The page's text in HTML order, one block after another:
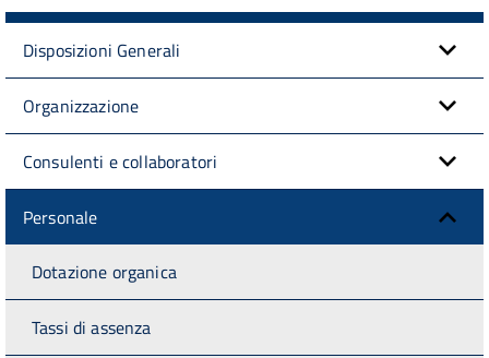
Disposizioni Generali
Organizzazione
Consulenti e collaboratori
Personale
Dotazione organica
Tassi di assenza